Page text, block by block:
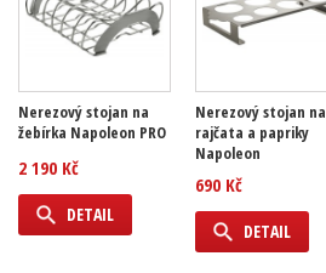
Nerezový stojan na
žebírka Napoleon PRO
2 190 Kč
DETAIL
Nerezový stojan na
rajčata a papriky
Napoleon
690 Kč
DETAIL